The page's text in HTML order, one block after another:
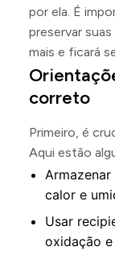
por ela. É
preservar
mais e ficará
correto
Primeiro, é
Aqui estão
calor e
Usar
oxidação